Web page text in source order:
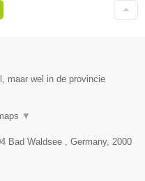
maar wel in de provincie
▼
Bad Waldsee , Germany, 2000